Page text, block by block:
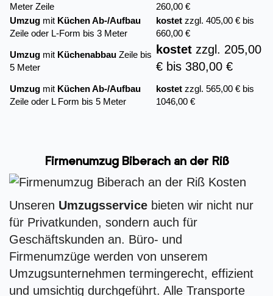
Meter Zeile
260,00 €
Umzug mit Küchen Ab-/Aufbau
Zeile oder L-Form bis 3 Meter
kostet zzgl. 405,00 € bis
660,00 €
Umzug mit Küchenabbau Zeile bis
5 Meter
kostet zzgl. 205,00
€ bis 380,00 €
Umzug mit Küchen Ab-/Aufbau
Zeile oder L Form bis 5 Meter
kostet zzgl. 565,00 € bis
1046,00 €
Firmenumzug Biberach an der Riß
Unseren Umzugsservice bieten wir nicht nur
für Privatkunden, sondern auch für
Geschäftskunden an. Büro- und
Firmenumzüge werden von unserem
Umzugsunternehmen termingerecht, effizient
und umsichtig durchgeführt. Alle Transporte